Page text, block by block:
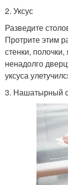
2. Уксус
Разведите
Протрите этим
стенки,
ненадолго
уксуса
3. Нашатырный